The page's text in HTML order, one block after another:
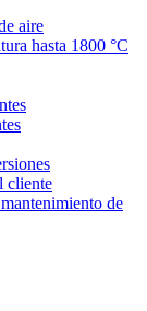
aire
hasta 1800 °C
cliente
de